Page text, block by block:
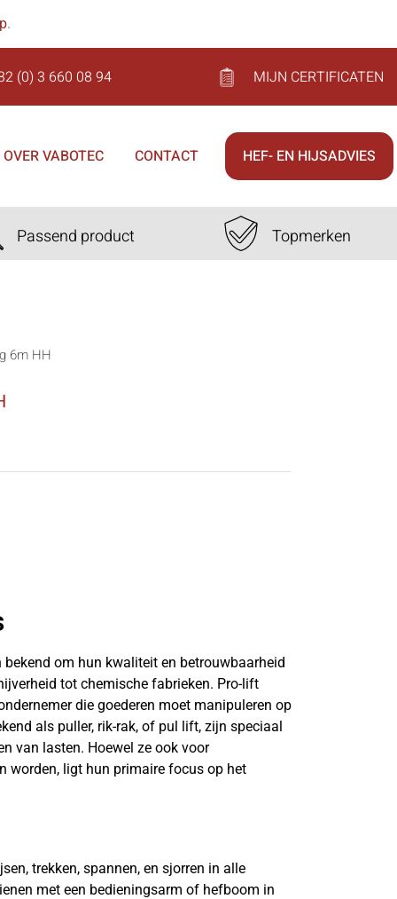
.
(0) 3 660 08 94 MIJN CERTIFICATEN
OVER VABOTEC CONTACT HEF- EN HIJSADVIES
Passend product Topmerken
6m HH
om hun kwaliteit en betrouwbaarheid
tot chemische fabrieken. Pro-lift
die goederen moet manipuleren op
als puller, rik-rak, of pul lift, zijn speciaal
van lasten. Hoewel ze ook voor
worden, ligt hun primaire focus op het
trekken, spannen, en sjorren in alle
met een bedieningsarm of hefboom in